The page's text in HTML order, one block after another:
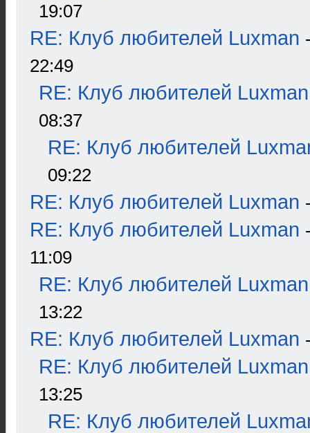
19:07
RE: Клуб любителей Luxman
22:49
RE: Клуб любителей Luxman
08:37
RE: Клуб любителей
09:22
RE: Клуб любителей Luxman
RE: Клуб любителей Luxman
11:09
RE: Клуб любителей Luxman
13:22
RE: Клуб любителей Luxman
RE: Клуб любителей Luxman
13:25
RE: Клуб любителей